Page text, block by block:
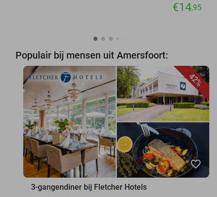
€14,95
Populair bij mensen uit Amersfoort:
42%
favorite_border
3-gangendiner bij Fletcher Hotels